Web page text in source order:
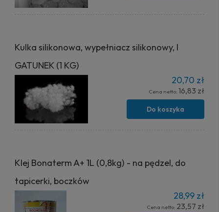
Kulka silikonowa, wypełniacz silikonowy, I
GATUNEK (1 KG)
20,70 zł
Cena netto: 16,83 zł
Do koszyka
Klej Bonaterm A+ 1L (0,8kg) - na pędzel, do
tapicerki, boczków
28,99 zł
Cena netto: 23,57 zł